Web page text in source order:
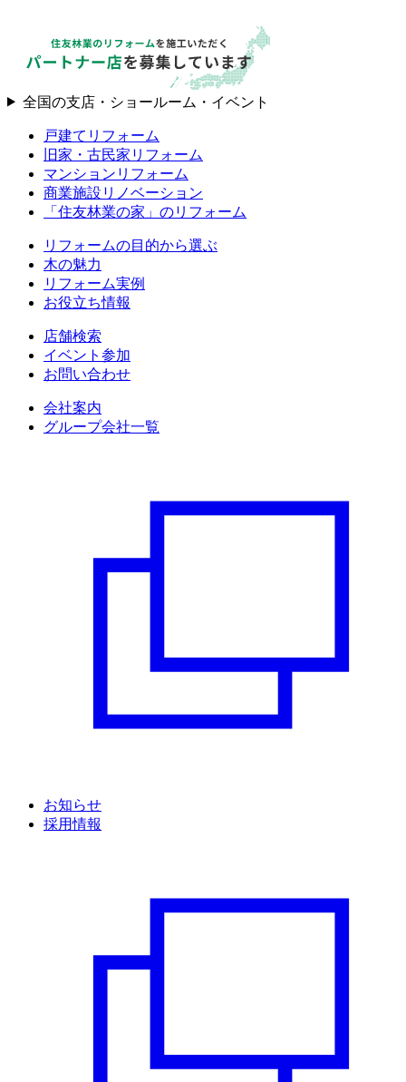
全国の支店・ショールーム・イベント
戸建てリフォーム
旧家・古民家リフォーム
マンションリフォーム
商業施設リノベーション
「住友林業の家」のリフォーム
リフォームの目的から選ぶ
木の魅力
リフォーム実例
お役立ち情報
店舗検索
イベント参加
お問い合わせ
会社案内
グループ会社一覧
お知らせ
採用情報